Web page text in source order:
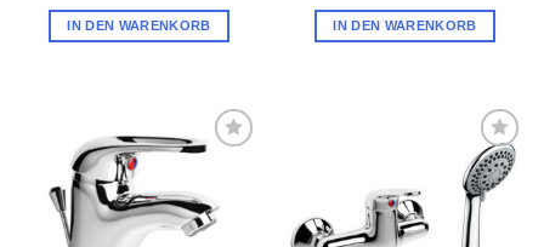
IN DEN WARENKORB IN DEN WARENKORB
hinzufügen
Zur
Wunschliste
hinzufügen